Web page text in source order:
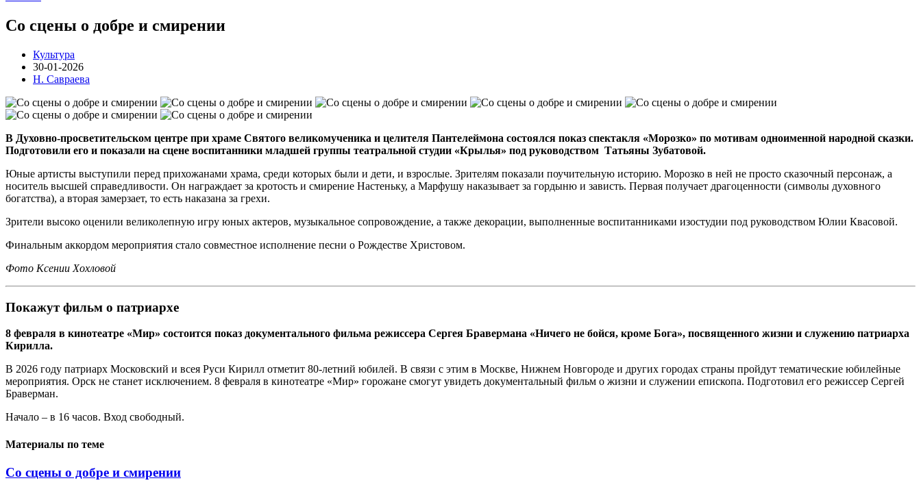
Со сцены о добре и смирении
Культура
30-01-2026
Н. Савраева
В Духовно-просветительском центре при храме Святого великомученика и целителя Пантелеймона состоялся показ спектакля «Морозко» по мотивам одноименной народной сказки.
Подготовили его и показали на сцене воспитанники младшей группы театральной студии «Крылья» под руководством Татьяны Зубатовой.
Юные артисты выступили перед прихожанами храма, среди которых были и дети, и взрослые. Зрителям показали поучительную историю. Морозко в ней не просто сказочный персонаж, а
носитель высшей справедливости. Он награждает за кротость и смирение Настеньку, а Марфушу наказывает за гордыню и зависть. Первая получает драгоценности (символы духовного
богатства), а вторая замерзает, то есть наказана за грехи.
Зрители высоко оценили великолепную игру юных актеров, музыкальное сопровождение, а также декорации, выполненные воспитанниками изостудии под руководством Юлии Квасовой.
Финальным аккордом мероприятия стало совместное исполнение песни о Рождестве Христовом.
Фото Ксении Хохловой
Покажут фильм о патриархе
8 февраля в кинотеатре «Мир» состоится показ документального фильма режиссера Сергея Бравермана «Ничего не бойся, кроме Бога», посвященного жизни и служению патриарха
Кирилла.
В 2026 году патриарх Московский и всея Руси Кирилл отметит 80-летний юбилей. В связи с этим в Москве, Нижнем Новгороде и других городах страны пройдут тематические юбилейные
мероприятия. Орск не станет исключением. 8 февраля в кинотеатре «Мир» горожане смогут увидеть документальный фильм о жизни и служении епископа. Подготовил его режиссер Сергей
Браверман.
Начало – в 16 часов. Вход свободный.
Материалы по теме
Со сцены о добре и смирении